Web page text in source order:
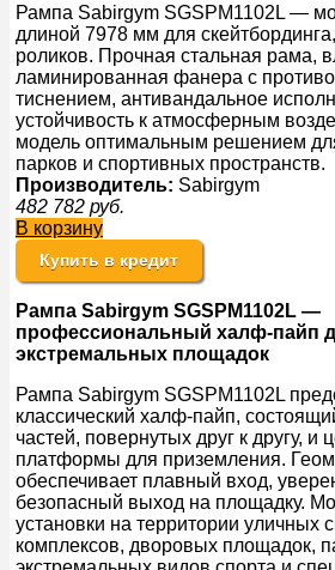
Рампа Sabirgym SGSPM1102L —
длиной 7978 мм для
роликов. Прочная стальная рама,
ламинированная фанера с
тиснением, антивандальное
устойчивость к атмосферным
модель оптимальным решением
парков и спортивных пространств.
Производитель: Sabirgym
482 782 руб.
В корзину
Купить в кредит
Рампа Sabirgym SGSPM1102L —
профессиональный халф-пайп
экстремальных площадок
Рампа Sabirgym SGSPM1102L
классический халф-пайп,
частей, повернутых друг к другу, и
платформы для приземления.
обеспечивает плавный вход,
безопасный выход на площадку.
установки на территории уличных
комплексов, дворовых площадок,